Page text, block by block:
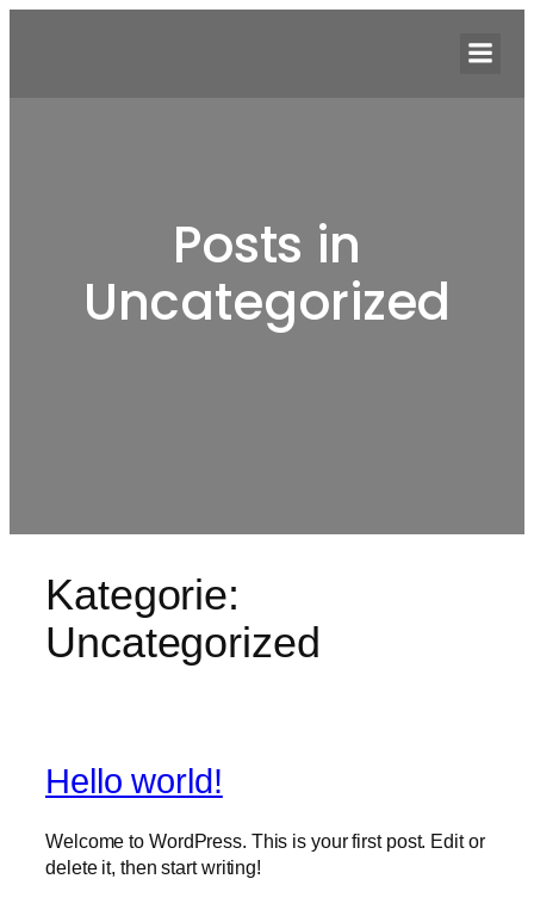
Posts in
Uncategorized
Kategorie:
Uncategorized
Hello world!
Welcome to WordPress. This is your first post. Edit or
delete it, then start writing!